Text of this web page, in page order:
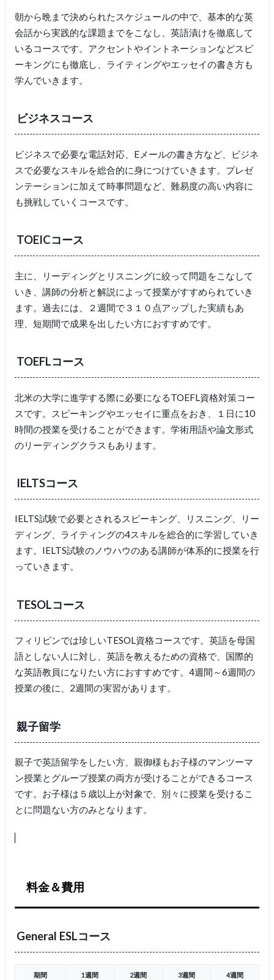
朝から晩まで決められたスケジュールの中で、基本的な英
会話から実践的な課題までをこなし、英語漬けを徹底して
いるコースです。アクセントやイントネーションなどスピ
ーキングにも徹底し、ライティングやエッセイの書き方も
学んでいきます。
ビジネスコース
ビジネスで必要な電話対応、Eメールの書き方など、ビジネ
スで必要なスキルを総合的に身につけていきます。プレゼ
ンテーションに加えて時事問題など、難易度の高い内容に
も挑戦していくコースです。
TOEICコース
主に、リーディングとリスニングに絞って問題をこなして
いき、講師の分析と解説によって授業がすすめられていき
ます。過去には、２週間で３１０点アップした実績もあ
理、短期間で成果を出したい方におすすめです。
TOEFLコース
北米の大学に進学する際に必要になるTOEFL資格対策コー
スです。スピーキングやエッセイに重点をおき、１日に10
時間の授業を受けることができます。学術用語や論文形式
のリーディングクラスもあります。
IELTSコース
IELTS試験で必要とされるスピーキング、リスニング、リー
ディング、ライティングの4スキルを総合的に学習していき
ます。IELTS試験のノウハウのある講師が体系的に授業を行
っていきます。
TESOLコース
フィリピンでは珍しいTESOL資格コースです。英語を母国
語としない人に対し、英語を教えるための資格で、国際的
な英語教員になりたい方におすすめです。4週間～6週間の
授業の後に、2週間の実習があります。
親子留学
親子で英語留学をしたい方、親御様もお子様のマンツーマ
ン授業とグループ授業の両方が受けることができるコース
です。お子様は５歳以上が対象で、別々に授業を受けるこ
とに問題ない方のみとなります。
料金＆費用
General ESLコース
期間 1週間 2週間 3週間 4週間